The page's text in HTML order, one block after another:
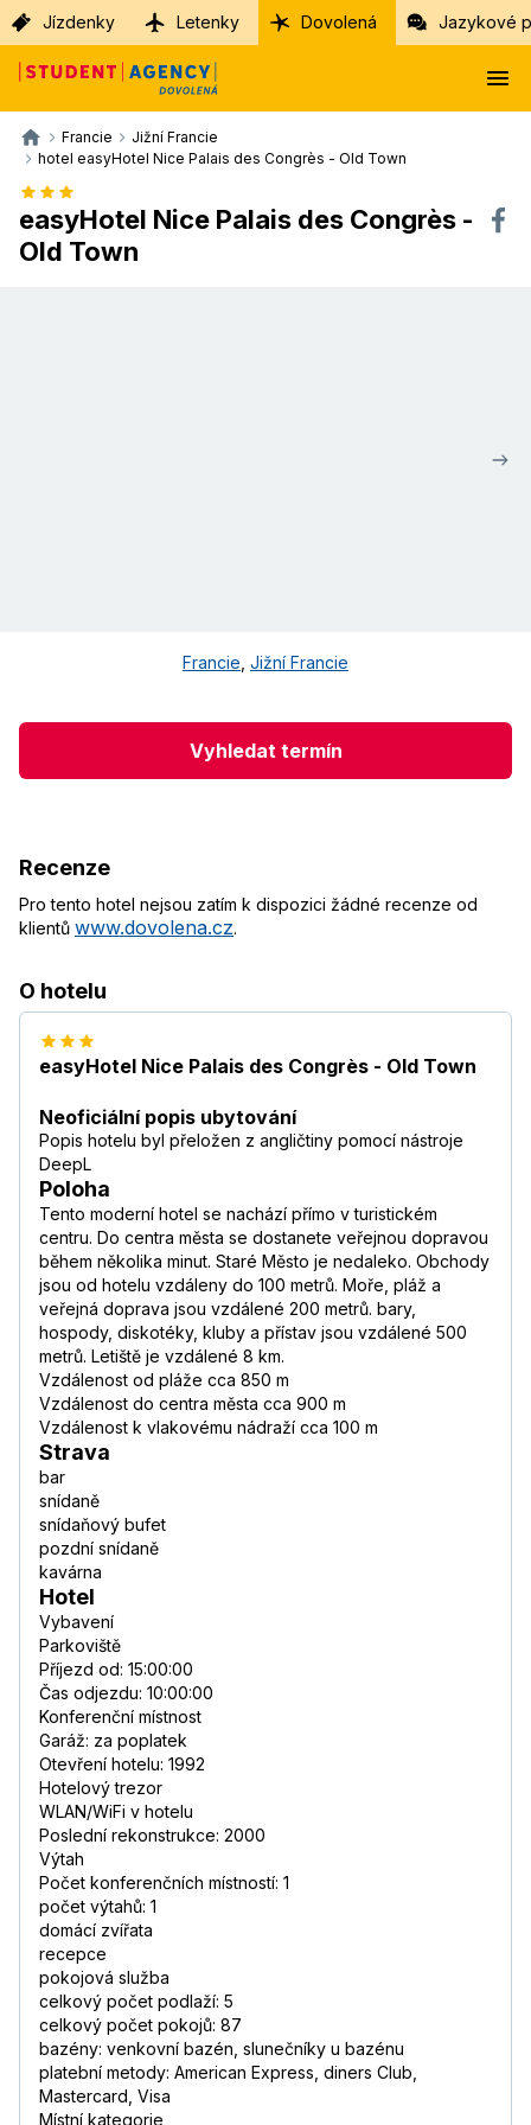
Jízdenky Letenky Dovolená Jazykové
Francie
Jižní Francie
hotel easyHotel Nice Palais des Congrès - Old Town
easyHotel Nice Palais des Congrès -
Old Town
Francie Jižní Francie
Vyhledat termín
Recenze
Pro tento hotel nejsou zatím k dispozici žádné recenze od
klientů www.dovolena.cz.
O hotelu
easyHotel Nice Palais des Congrès - Old Town
Neoficiální popis ubytování
Popis hotelu byl přeložen z angličtiny pomocí nástroje
DeepL
Poloha
Tento moderní hotel se nachází přímo v turistickém
centru. Do centra města se dostanete veřejnou dopravou
během několika minut. Staré Město je nedaleko. Obchody
jsou od hotelu vzdáleny do 100 metrů. Moře, pláž a
veřejná doprava jsou vzdálené 200 metrů. bary,
hospody, diskotéky, kluby a přístav jsou vzdálené 500
metrů. Letiště je vzdálené 8 km.
Vzdálenost od pláže cca 850 m
Vzdálenost do centra města cca 900 m
Vzdálenost k vlakovému nádraží cca 100 m
Strava
bar
snídaně
snídaňový bufet
pozdní snídaně
kavárna
Hotel
Vybavení
Parkoviště
Příjezd od: 15:00:00
Čas odjezdu: 10:00:00
Konferenční místnost
Garáž: za poplatek
Otevření hotelu: 1992
Hotelový trezor
WLAN/WiFi v hotelu
Poslední rekonstrukce: 2000
Výtah
Počet konferenčních místností: 1
počet výtahů: 1
domácí zvířata
recepce
pokojová služba
celkový počet podlaží: 5
celkový počet pokojů: 87
bazény: venkovní bazén, slunečníky u bazénu
platební metody: American Express, diners Club,
Mastercard, Visa
Místní kategorie